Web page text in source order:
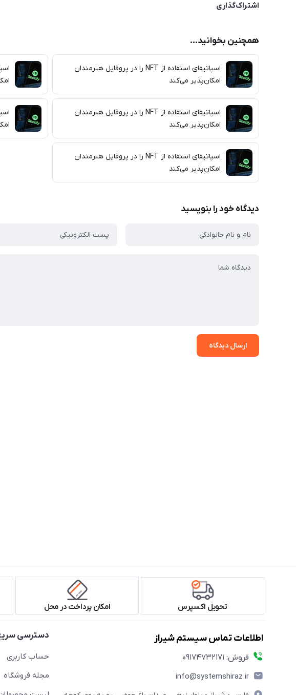
اشتراک‌گذاری
همچنین بخوانید...
اسپاتیفای استفاده از NFT را در پروفایل هنرمندان
امکان‌پذیر می‌کند
اسپاتیفای استفاده از NFT را در پروفایل هنرمندان
امکان‌پذیر می‌کند
اسپاتیفای استفاده از NFT را در پروفایل هنرمندان
امکان‌پذیر می‌کند
دیدگاه خود را بنویسید
ارسال دیدگاه
تحویل اکسپرس امکان پرداخت در محل
اطلاعات تماس سیستم شیراز
فروش: 09174732171
info@systemshiraz.ir
دسترسی
حساب کاربری
مجله فروشگاه